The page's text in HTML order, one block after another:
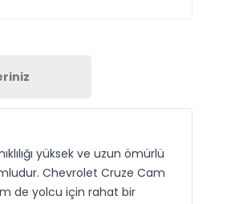
yüksek ve uzun ömürlü
Chevrolet Cruze Cam
de yolcu için rahat bir